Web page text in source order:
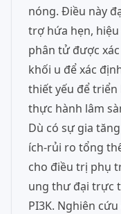
nóng. Điều này
trợ hứa hẹn,
phân tử được
khối u để xác
thiết yếu để
thực hành lâm
Dù có sự gia
ích-rủi ro tổng
cho điều trị phụ
ung thư đại trực
PI3K. Nghiên